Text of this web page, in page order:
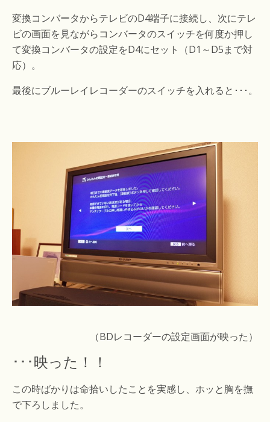
変換コンバータからテレビのD4端子に接続し、次にテレ
ビの画面を見ながらコンバータのスイッチを何度か押し
て変換コンバータの設定をD4にセット（D1～D5まで対
応）。
最後にブルーレイレコーダーのスイッチを入れると･･･。
（BDレコーダーの設定画面が映った）
･･･映った！！
この時ばかりは命拾いしたことを実感し、ホッと胸を撫
で下ろしました。